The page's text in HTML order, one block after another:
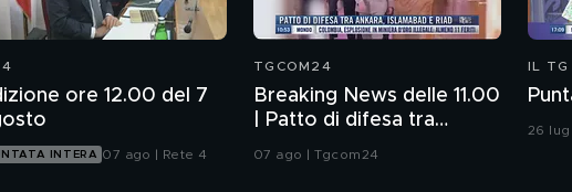
ore 12.00 del 7
INTERA 07 ago | Rete 4
TGCOM24
Breaking News delle 11.00
| Patto di difesa tra
Ankara, Islamabad e Riad
07 ago | Tgcom24
IL TG
26